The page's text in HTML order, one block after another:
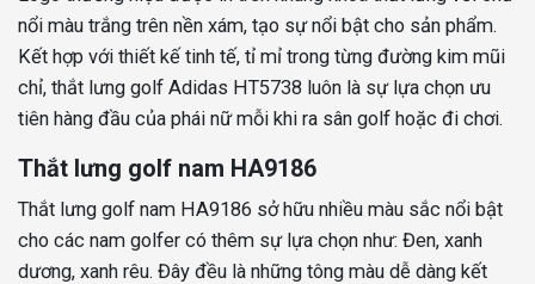
nổi màu trắng trên nền xám, tạo sự nổi bật cho sản phẩm.
Kết hợp với thiết kế tinh tế, tỉ mỉ trong từng đường kim mũi
chỉ, thắt lưng golf Adidas HT5738 luôn là sự lựa chọn ưu
tiên hàng đầu của phái nữ mỗi khi ra sân golf hoặc đi chơi.
Thắt lưng golf nam HA9186
Thắt lưng golf nam HA9186 sở hữu nhiều màu sắc nổi bật
cho các nam golfer có thêm sự lựa chọn như: Đen, xanh
dương, xanh rêu. Đây đều là những tông màu dễ dàng kết